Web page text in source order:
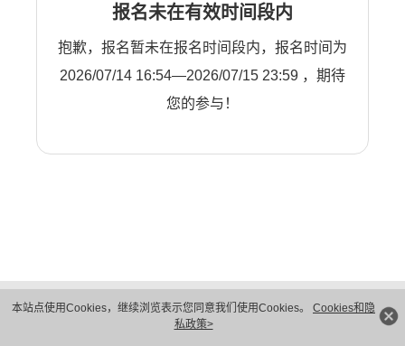
本站点使用Cookies，继续浏览表示您同意我们使用Cookies。 Cookies和隐
私政策>
报名未在有效时间段内
抱歉，报名暂未在报名时间段内，报名时间为
2026/07/14 16:54—2026/07/15 23:59 ，期待
您的参与！
隐私保护
法律声明